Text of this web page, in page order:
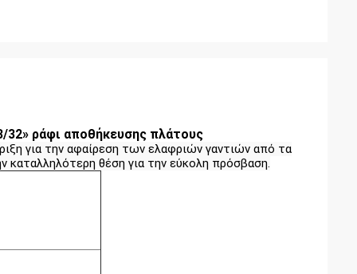
32» ράφι αποθήκευσης πλάτους
για την αφαίρεση των ελαφριών γαντιών από τα
καταλληλότερη θέση για την εύκολη πρόσβαση.